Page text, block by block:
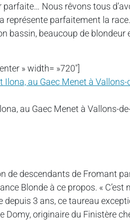
parfaite… Nous rêvons tous
parfaitement la
bassin, beaucoup de blondeur
» width= »720″]
au Gaec Menet à Vallons-
de descendants de Fromant
Blonde à ce propos. «
3 ans, ce taureau
Domy, originaire du Finistère